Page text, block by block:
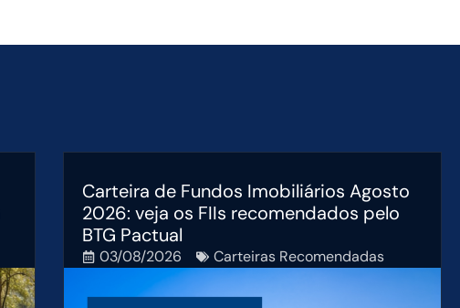
Carteira de Fundos Imobiliários Agosto
2026: veja os FIIs recomendados pelo
BTG Pactual
03/08/2026 Carteiras Recomendadas